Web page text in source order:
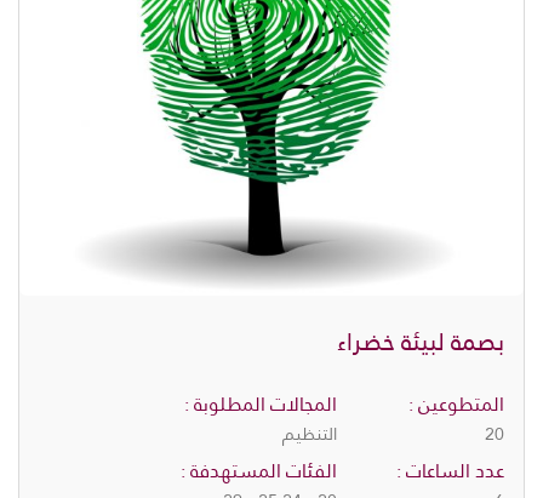
بصمة لبيئة خضراء
المتطوعين :
20
عدد الساعات :
المجالات المطلوبة :
التنظيم
الفئات المستهدفة :